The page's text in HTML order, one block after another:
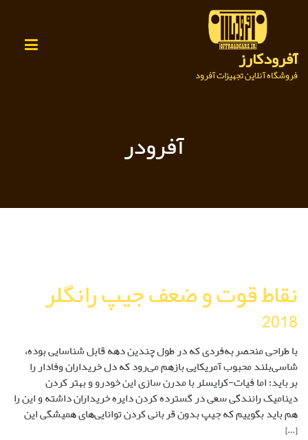
آفرودکارز
فروشگاه آنلاین تجهیزات آفرود
آفرودر
نقاط قوت و ضعف جیپ رانگلر
2018
با طراحی منحصربه‌فردی که در طول چندین دهه قابل شناسایی بوده،
شاسی‌بلند محبوب آمریکایی بازهم می‌رود که دل خریداران وفادار را
برباید؛ اما فیات-کرایسلر با مدرن سازی این خودرو و بهتر کردن
دینامیک رانندگی سعی در گسترده کردن دایره خریداران داشته و این را
هم باید بگوییم که جیپ بدون قربانی کردن توانایی‌های همیشگی این
[…]